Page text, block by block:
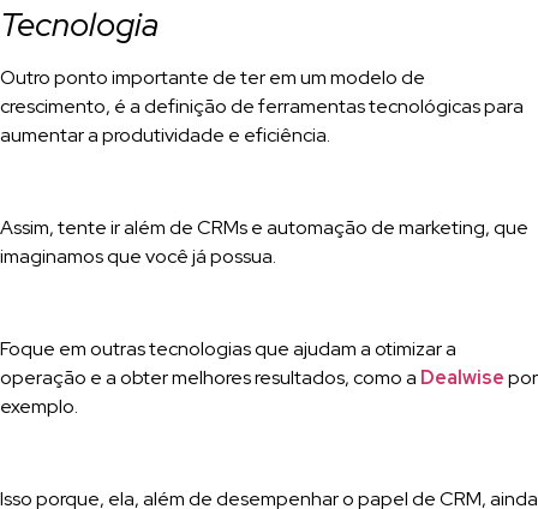
Tecnologia
Outro ponto importante de ter em um modelo de
crescimento, é a definição de ferramentas tecnológicas para
aumentar a produtividade e eficiência.
Assim, tente ir além de CRMs e automação de marketing, que
imaginamos que você já possua.
Foque em outras tecnologias que ajudam a otimizar a
operação e a obter melhores resultados, como a Dealwisepor
exemplo.
Isso porque, ela, além de desempenhar o papel de CRM, ainda